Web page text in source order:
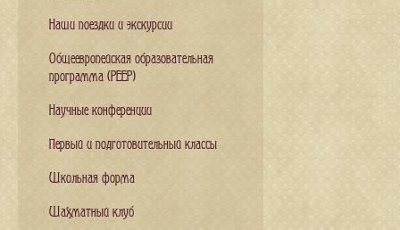
Наши поездки и экскурсии
Общеевропейская образовательная
программа (PEEP)
Научные конференции
Первый и подготовительный классы
Школьная форма
Шахматный клуб